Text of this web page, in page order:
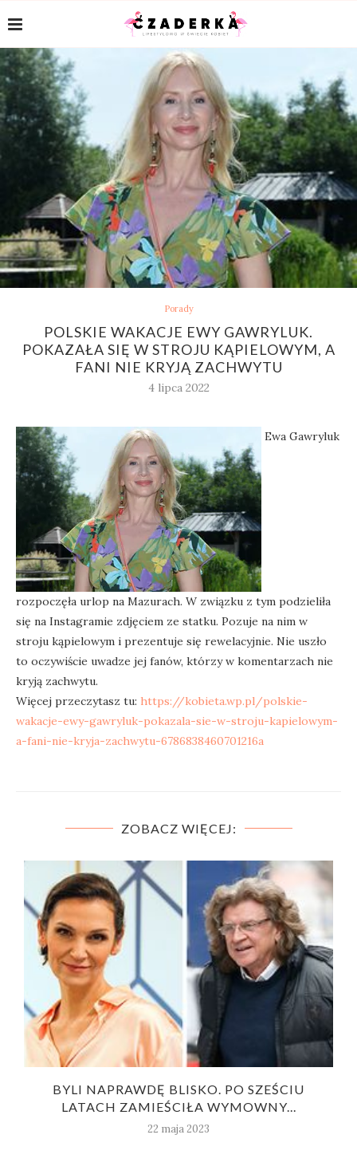
Porady
POLSKIE WAKACJE EWY GAWRYLUK.
POKAZAŁA SIĘ W STROJU KĄPIELOWYM, A
FANI NIE KRYJĄ ZACHWYTU
4 lipca 2022
Ewa Gawryluk
rozpoczęła urlop na Mazurach. W związku z tym podzieliła
się na Instagramie zdjęciem ze statku. Pozuje na nim w
stroju kąpielowym i prezentuje się rewelacyjnie. Nie uszło
to oczywiście uwadze jej fanów, którzy w komentarzach nie
kryją zachwytu.
Więcej przeczytasz tu: https://kobieta.wp.pl/polskie-
wakacje-ewy-gawryluk-pokazala-sie-w-stroju-kapielowym-
a-fani-nie-kryja-zachwytu-6786838460701216a
ZOBACZ WIĘCEJ:
BYLI NAPRAWDĘ BLISKO. PO SZEŚCIU
LATACH ZAMIEŚCIŁA WYMOWNY...
22 maja 2023